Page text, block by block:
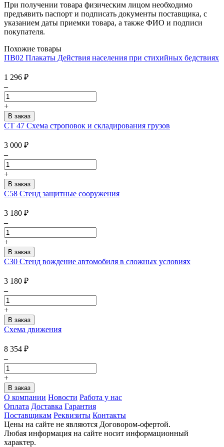
При получении товара физическим лицом необходимо
предъявить паспорт и подписать документы поставщика, с
указанием даты приемки товара, а также ФИО и подписи
покупателя.
Похожие товары
ПВ02 Плакаты Действия населения при стихийных бедствиях
1 296 ₽
–
+
CT 47 Схема строповок и складирования грузов
3 000 ₽
–
+
С58 Стенд защитные сооружения
3 180 ₽
–
+
С30 Стенд вождение автомобиля в сложных условиях
3 180 ₽
–
+
Схема движения
8 354 ₽
–
+
О компании Новости Работа у нас
Оплата Доставка Гарантия
Поставщикам Реквизиты Контакты
Цены на сайте не являются Договором-офертой.
Любая информация на сайте носит информационный
характер.